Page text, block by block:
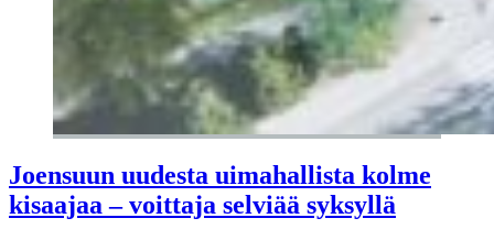
Joensuun uudesta uimahallista kolme
kisaajaa – voittaja selviää syksyllä